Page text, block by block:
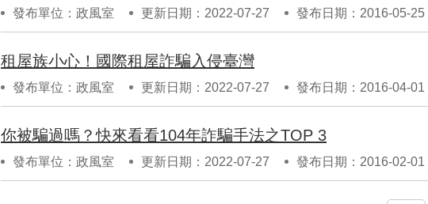
發布單位：政風室 更新日期：2022-07-27 發布日期：2016-05-25
租屋族小心！國際租屋詐騙入侵臺灣
發布單位：政風室 更新日期：2022-07-27 發布日期：2016-04-01
你被騙過嗎？快來看看104年詐騙手法之TOP 3
發布單位：政風室 更新日期：2022-07-27 發布日期：2016-02-01